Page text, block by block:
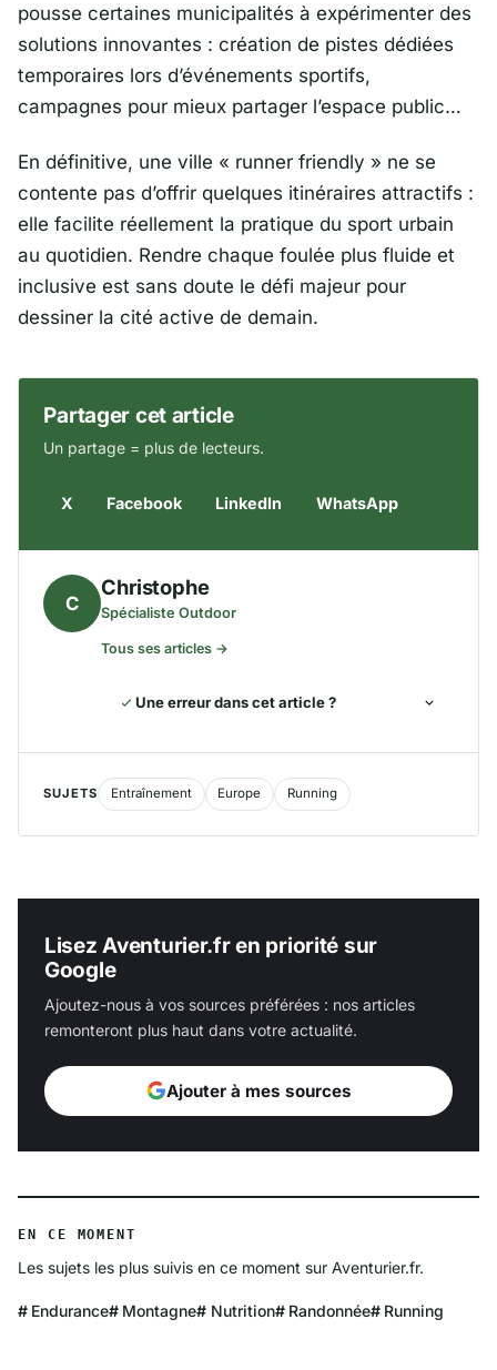
pousse certaines municipalités à expérimenter des
solutions innovantes : création de pistes dédiées
temporaires lors d’événements sportifs,
campagnes pour mieux partager l’espace public…
En définitive, une ville « runner friendly » ne se
contente pas d’offrir quelques itinéraires attractifs :
elle facilite réellement la pratique du sport urbain
au quotidien. Rendre chaque foulée plus fluide et
inclusive est sans doute le défi majeur pour
dessiner la cité active de demain.
Partager cet article
Un partage = plus de lecteurs.
X Facebook LinkedIn WhatsApp
C
Christophe
Spécialiste Outdoor
Tous ses articles →
Une erreur dans cet article ?
SUJETS Entraînement Europe Running
Lisez Aventurier.fr en priorité sur
Google
Ajoutez-nous à vos sources préférées : nos articles
remonteront plus haut dans votre actualité.
Ajouter à mes sources
EN CE MOMENT
Les sujets les plus suivis en ce moment sur Aventurier.fr.
Endurance Montagne Nutrition Randonnée Running